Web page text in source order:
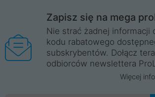
Zapisz się na mega
Nie strać żadnej informacji
kodu rabatowego
subskrybentów. Dołącz
odbiorców newslettera
Więcej